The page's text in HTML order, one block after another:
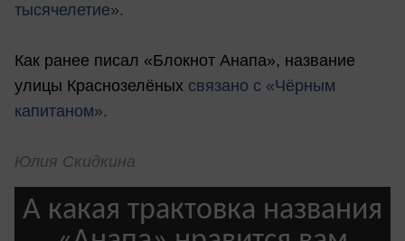
тысячелетие».
Как ранее писал «Блокнот Анапа», название
улицы Краснозелёных связано с «Чёрным
капитаном».
Юлия Скидкина